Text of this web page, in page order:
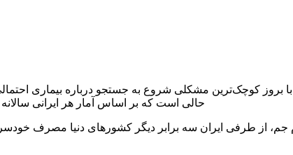
کوچک‌ترین مشکلی شروع به جستجو درباره بیماری
حالی است که بر اساس آمار هر ایرانی سالانه 339عدد دارو مصرف
جم، از طرفی ایران سه برابر دیگر کشورهای دنیا مصرف